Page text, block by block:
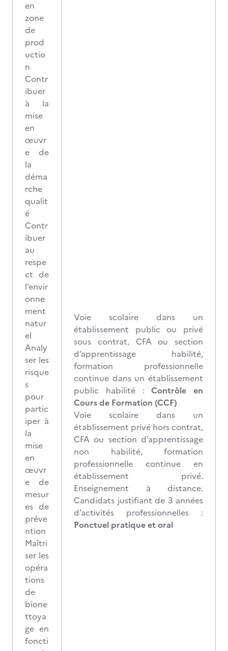
en
zone
de
prod
uctio
n
Contr
ibuer
à la
mise
en
œuvr
e de
la
déma
rche
qualit
é
Contr
ibuer
au
respe
ct de
l’envir
onne
ment
natur
el
Analy
ser les
risque
s
pour
partic
iper à
la
mise
en
œuvr
e de
mesur
es de
préve
ntion
Maîtri
ser les
opéra
tions
de
bione
ttoya
ge en
foncti
Voie scolaire dans un
établissement public ou privé
sous contrat, CFA ou section
d’apprentissage habilité,
formation professionnelle
continue dans un établissement
public habilité :Contrôle en
Cours de Formation (CCF)
Voie scolaire dans un
établissement privé hors contrat,
CFA ou section d’apprentissage
non habilité, formation
professionnelle continue en
établissement privé.
Enseignement à distance.
Candidats justifiant de 3 années
d’activités professionnelles :
Ponctuel pratique et oral